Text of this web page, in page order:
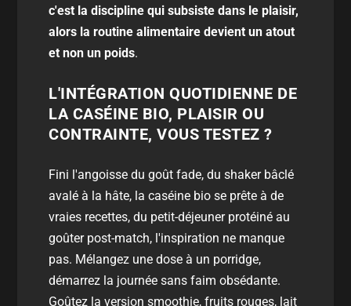
c'est la discipline qui subsiste dans le plaisir,
alors la routine alimentaire devient un atout
et non un poids.
L'INTÉGRATION QUOTIDIENNE DE
LA CASÉINE BIO, PLAISIR OU
CONTRAINTE, VOUS TESTEZ ?
Fini l'angoisse du goût fade, du shaker bâclé
avalé à la hâte, la caséine bio se prête à de
vraies recettes, du petit-déjeuner protéiné au
goûter post-match, l'inspiration ne manque
pas. Mélangez une dose à un porridge,
démarrez la journée sans faim obsédante.
Goûtez la version smoothie, fruits rouges, lait